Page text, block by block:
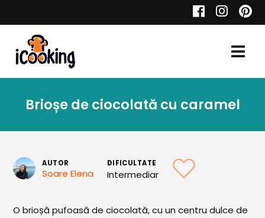
Retete
Toate Reţetele
Aperitive
Brioșe de ciocolată cu caramel
AUTOR
Soare Elena
DIFICULTATE
Intermediar
O brioșă pufoasă de ciocolată, cu un centru dulce de